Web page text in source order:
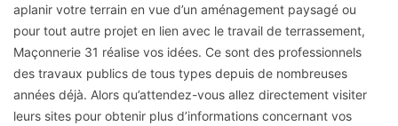
aplanir votre terrain en vue d’un aménagement paysagé ou
pour tout autre projet en lien avec le travail de terrassement,
Maçonnerie 31 réalise vos idées. Ce sont des professionnels
des travaux publics de tous types depuis de nombreuses
années déjà. Alors qu’attendez-vous allez directement visiter
leurs sites pour obtenir plus d’informations concernant vos